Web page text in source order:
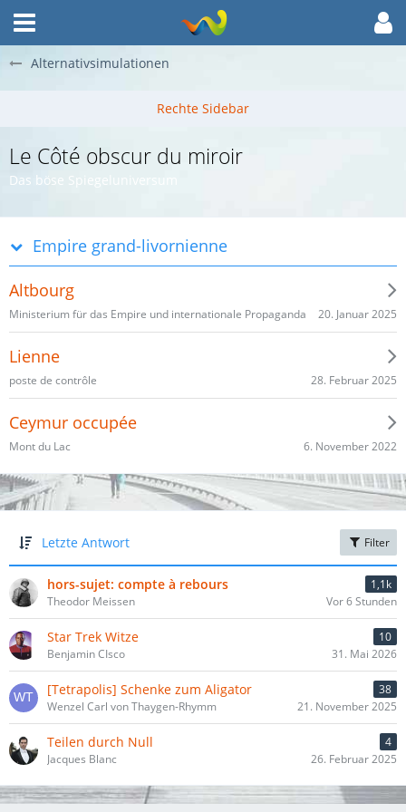
Alternativsimulationen
Le Côté obscur du miroir
Das böse Spiegeluniversum
Empire grand-livornienne
Altbourg
Ministerium für das Empire und internationale Propaganda 20. Januar 2025
Lienne
poste de contrôle 28. Februar 2025
Ceymur occupée
Mont du Lac 6. November 2022
Letzte Antwort Filter
hors-sujet: compte à rebours
1,1k
Theodor Meissen
Vor 6 Stunden
Star Trek Witze
10
Benjamin CIsco
31. Mai 2026
[Tetrapolis] Schenke zum Aligator
38
Wenzel Carl von Thaygen-Rhymm
21. November 2025
Teilen durch Null
4
Jacques Blanc
26. Februar 2025